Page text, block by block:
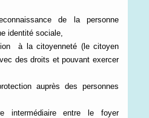
de la personne
identité sociale,
à la citoyenneté (le citoyen
des droits et pouvant exercer
auprès des personnes
intermédiaire entre le foyer